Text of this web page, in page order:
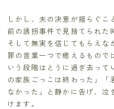
しかし、夫の決意が揺らぐ
前の誘拐事件で見捨てられた
そして無実を信じてもらえな
罪の言葉一つで癒えるもので
いう段階はとうに過ぎ去って
の家族ごっこは終わった」「
なかった」と静かに告げ、泣
けます。